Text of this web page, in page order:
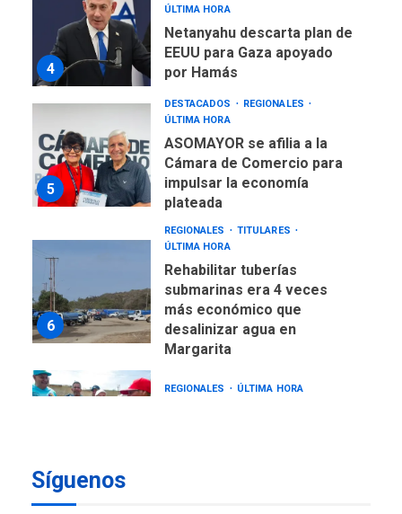
4
ÚLTIMA HORA
Netanyahu descarta plan de
EEUU para Gaza apoyado
por Hamás
5
DESTACADOS
REGIONALES
ÚLTIMA HORA
ASOMAYOR se afilia a la
Cámara de Comercio para
impulsar la economía
plateada
6
REGIONALES
TITULARES
ÚLTIMA HORA
Rehabilitar tuberías
submarinas era 4 veces
más económico que
desalinizar agua en
Margarita
REGIONALES ÚLTIMA HORA
Síguenos